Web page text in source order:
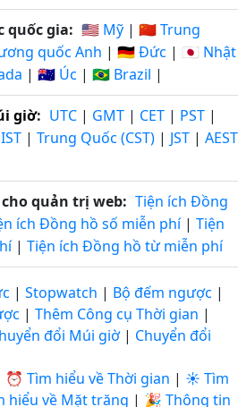
quốc gia: 🇺🇸 Mỹ | 🇨🇳 Trung
quốc Anh | 🇩🇪 Đức | 🇯🇵 Nhật
| 🇦🇺 Úc | 🇧🇷 Brazil |
giờ: UTC | GMT | CET | PST |
IST | Trung Quốc (CST) | JST | AEST
quản trị web: Tiện ích Đồng
ích Đồng hồ số miễn phí| Tiện
| Tiện ích Đồng hồ từ miễn phí
| Stopwatch | Bộ đếm ngược |
| Thêm Công cụ Thời gian |
đổi Múi giờ | Chuyển đổi
⏰ Tìm hiểu về Thời gian | ☀️ Tìm
hiểu về Mặt trăng | 🎉 Thông tin